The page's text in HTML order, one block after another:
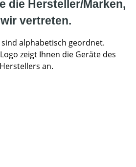
die Hersteller/Marken,
vertreten.
alphabetisch geordnet.
zeigt Ihnen die Geräte des
Herstellers an.